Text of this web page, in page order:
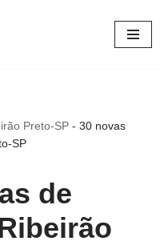
Preto-SP - 30 novas
SP
de